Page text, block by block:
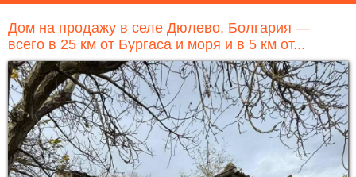
Дом на продажу в селе Дюлево, Болгария —
всего в 25 км от Бургаса и моря и в 5 км от...